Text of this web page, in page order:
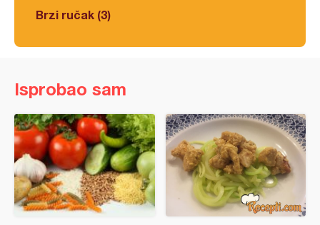
Brzi ručak (3)
Isprobao sam